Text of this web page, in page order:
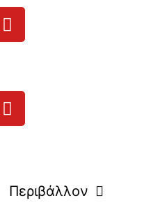
Περιβάλλον